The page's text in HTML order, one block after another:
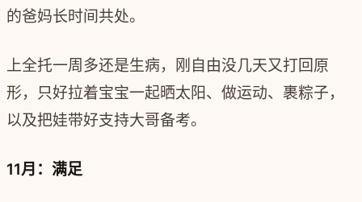
的爸妈长时间共处。
上全托一周多还是生病，刚自由没几天又打回原
形，只好拉着宝宝一起晒太阳、做运动、裹粽子，
以及把娃带好支持大哥备考。
11月：满足